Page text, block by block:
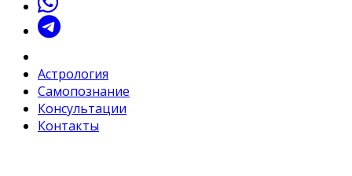
Астрология
Самопознание
Консультации
Контакты